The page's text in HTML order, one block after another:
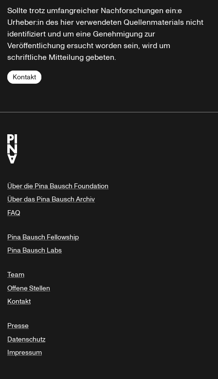
Sollte trotz umfangreicher Nachforschungen ein:e
Urheber:in des hier verwendeten Quellenmaterials nicht
identifiziert und um eine Genehmigung zur
Veröffentlichung ersucht worden sein, wird um
schriftliche Mitteilung gebeten.
Kontakt
Über die Pina Bausch Foundation
Über das Pina Bausch Archiv
FAQ
Pina Bausch Fellowship
Pina Bausch Labs
Team
Offene Stellen
Kontakt
Presse
Datenschutz
Impressum